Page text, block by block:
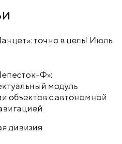
точно в цель! Июль
Ф»:
модуль
объектов с автономной
дивизия